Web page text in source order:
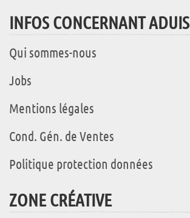
INFOS CONCERNANT ADUIS
Qui sommes-nous
Jobs
Mentions légales
Cond. Gén. de Ventes
Politique protection données
ZONE CRÉATIVE